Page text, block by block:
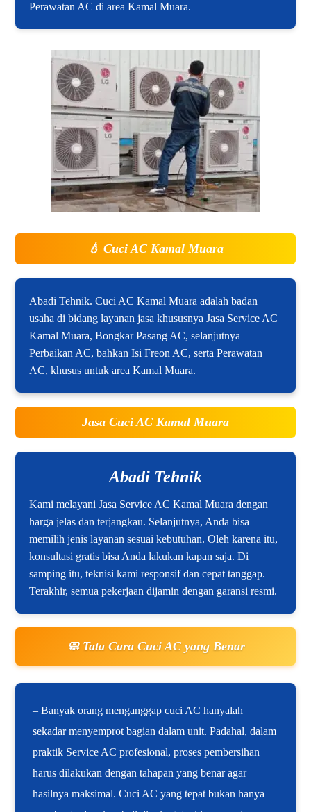
Perawatan AC di area Kamal Muara.
💧 Cuci AC Kamal Muara
Abadi Tehnik. Cuci AC Kamal Muara adalah badan
usaha di bidang layanan jasa khususnya Jasa Service AC
Kamal Muara, Bongkar Pasang AC, selanjutnya
Perbaikan AC, bahkan Isi Freon AC, serta Perawatan
AC, khusus untuk area Kamal Muara.
Jasa Cuci AC Kamal Muara
Abadi Tehnik
Kami melayani Jasa Service AC Kamal Muara dengan
harga jelas dan terjangkau. Selanjutnya, Anda bisa
memilih jenis layanan sesuai kebutuhan. Oleh karena itu,
konsultasi gratis bisa Anda lakukan kapan saja. Di
samping itu, teknisi kami responsif dan cepat tanggap.
Terakhir, semua pekerjaan dijamin dengan garansi resmi.
🧼 Tata Cara Cuci AC yang Benar
– Banyak orang menganggap cuci AC hanyalah
sekadar menyemprot bagian dalam unit. Padahal, dalam
praktik Service AC profesional, proses pembersihan
harus dilakukan dengan tahapan yang benar agar
hasilnya maksimal. Cuci AC yang tepat bukan hanya